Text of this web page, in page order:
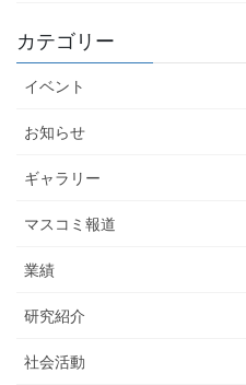
カテゴリー
イベント
お知らせ
ギャラリー
マスコミ報道
業績
研究紹介
社会活動